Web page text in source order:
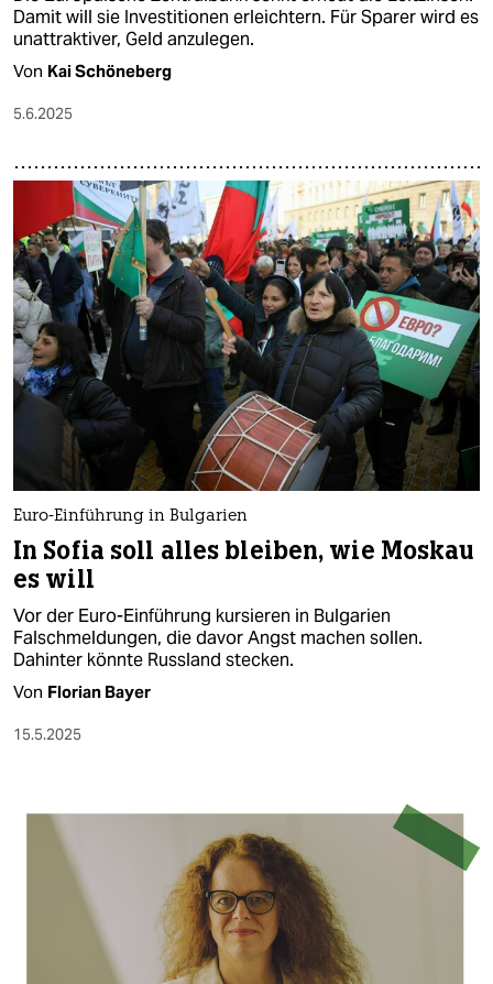
Damit will sie Investitionen erleichtern. Für Sparer wird es
unattraktiver, Geld anzulegen.
Von Kai Schöneberg
5.6.2025
Euro-Einführung in Bulgarien
In Sofia soll alles bleiben, wie Moskau
es will
Vor der Euro-Einführung kursieren in Bulgarien
Falschmeldungen, die davor Angst machen sollen.
Dahinter könnte Russland stecken.
Von Florian Bayer
15.5.2025